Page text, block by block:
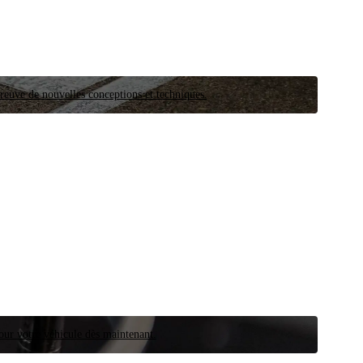
de nouvelles conceptions et techniques.
votre véhicule dès maintenant.